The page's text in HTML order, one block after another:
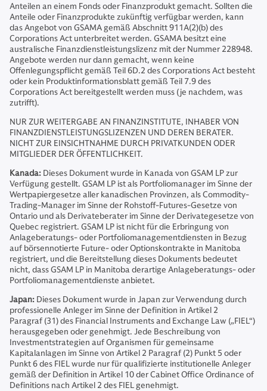
Anteilen an einem Fonds oder Finanzprodukt gemacht. Sollten die
Anteile oder Finanzprodukte zukünftig verfügbar werden, kann
das Angebot von GSAMA gemäß Abschnitt 911A(2)(b) des
Corporations Act unterbreitet werden. GSAMA besitzt eine
australische Finanzdienstleistungslizenz mit der Nummer 228948.
Angebote werden nur dann gemacht, wenn keine
Offenlegungspflicht gemäß Teil 6D.2 des Corporations Act besteht
oder kein Produktinformationsblatt gemäß Teil 7.9 des
Corporations Act bereitgestellt werden muss (je nachdem, was
zutrifft).
NUR ZUR WEITERGABE AN FINANZINSTITUTE, INHABER VON
FINANZDIENSTLEISTUNGSLIZENZEN UND DEREN BERATER.
NICHT ZUR EINSICHTNAHME DURCH PRIVATKUNDEN ODER
MITGLIEDER DER ÖFFENTLICHKEIT.
Kanada: Dieses Dokument wurde in Kanada von GSAM LP zur
Verfügung gestellt. GSAM LP ist als Portfoliomanager im Sinne der
Wertpapiergesetze aller kanadischen Provinzen, als Commodity-
Trading-Manager im Sinne der Rohstoff-Futures-Gesetze von
Ontario und als Derivateberater im Sinne der Derivategesetze von
Quebec registriert. GSAM LP ist nicht für die Erbringung von
Anlageberatungs- oder Portfoliomanagementdiensten in Bezug
auf börsennotierte Future- oder Optionskontrakte in Manitoba
registriert, und die Bereitstellung dieses Dokuments bedeutet
nicht, dass GSAM LP in Manitoba derartige Anlageberatungs- oder
Portfoliomanagementdienste anbietet.
Japan: Dieses Dokument wurde in Japan zur Verwendung durch
professionelle Anleger im Sinne der Definition in Artikel 2
Paragraf (31) des Financial Instruments and Exchange Law („FIEL“)
herausgegeben oder genehmigt. Jede Beschreibung von
Investmentstrategien auf Organismen für gemeinsame
Kapitalanlagen im Sinne von Artikel 2 Paragraf (2) Punkt 5 oder
Punkt 6 des FIEL wurde nur für qualifizierte institutionelle Anleger
gemäß der Definition in Artikel 10 der Cabinet Office Ordinance of
Definitions nach Artikel 2 des FIEL genehmigt.